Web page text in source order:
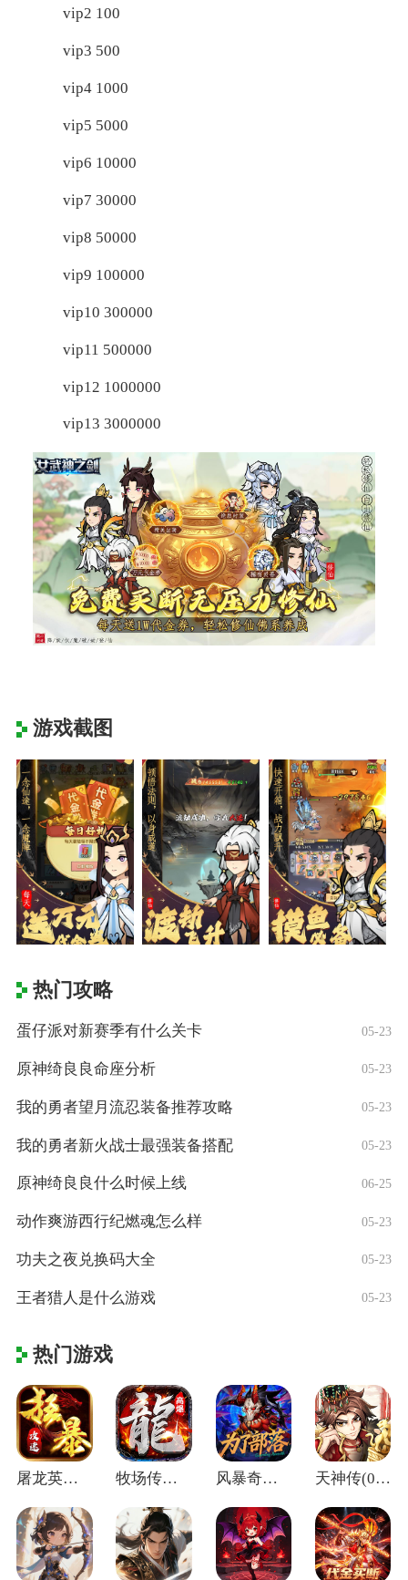
vip2 100
vip3 500
vip4 1000
vip5 5000
vip6 10000
vip7 30000
vip8 50000
vip9 100000
vip10 300000
vip11 500000
vip12 1000000
vip13 3000000
游戏截图
热门攻略
蛋仔派对新赛季有什么关卡 05-23
原神绮良良命座分析 05-23
我的勇者望月流忍装备推荐攻略 05-23
我的勇者新火战士最强装备搭配 05-23
原神绮良良什么时候上线 06-25
动作爽游西行纪燃魂怎么样 05-23
功夫之夜兑换码大全 05-23
王者猎人是什么游戏 05-23
热门游戏
屠龙英雄(神魔狂暴攻速单职) 牧场传奇(终身红包免费版) 风暴奇兵(0.05折万元真充) 天神传(0.1折苍穹神武三国)